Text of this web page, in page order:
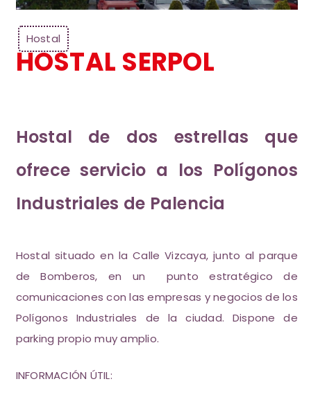
Hostal
HOSTAL SERPOL
Hostal de dos estrellas que
ofrece servicio a los Polígonos
Industriales de Palencia
Hostal situado en la Calle Vizcaya, junto al parque
de Bomberos, en un punto estratégico de
comunicaciones con las empresas y negocios de los
Polígonos Industriales de la ciudad. Dispone de
parking propio muy amplio.
INFORMACIÓN ÚTIL: